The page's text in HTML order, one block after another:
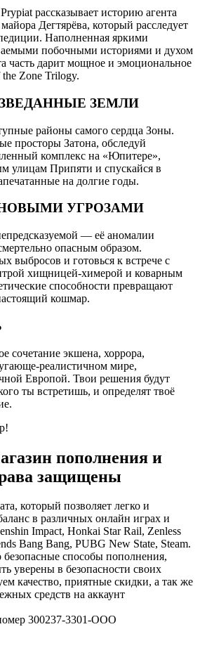
рассказывает историю агента
Дегтярёва, который расследует
Наполненная яркими
побочными историями и духом
часть дарит мощное и эмоциональное
Zone Trilogy.
ЗЕМЛИ
районы самого сердца Зоны.
просторы Затона, обследуй
комплекс на «Юпитере»,
улицам Припяти и спускайся в
на долгие годы.
УГРОЗАМИ
— её аномалии
опасным образом.
выбросов и готовься к встрече с
хищницей-химерой и коварным
способности превращают
кошмар.
сочетание экшена, хоррора,
реалистичном мире,
Европой. Твои решения будут
ты встретишь, и определят твоё
пополнения и
защищены
который позволяет легко и
в различных онлайн играх и
Impact, Honkai Star Rail, Zenless
Bang Bang, PUBG New State, Steam.
способы пополнения,
уверены в безопасности своих
качество, приятные скидки, а так же
средств на аккаунт
300237-3301-ООО